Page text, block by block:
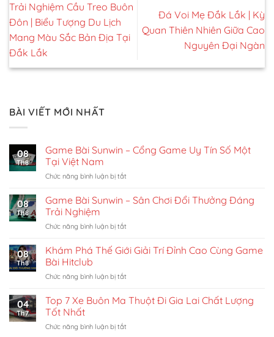
Trải Nghiệm Cầu Treo Buôn
Đôn | Biểu Tượng Du Lịch
Mang Màu Sắc Bản Địa Tại
Đắk Lắk
Đá Voi Mẹ Đắk Lắk | Kỳ
Quan Thiên Nhiên Giữa Cao
Nguyên Đại Ngàn
BÀI VIẾT MỚI NHẤT
08
Th8
Game Bài Sunwin – Cổng Game Uy Tín Số Một
Tại Việt Nam
Chức năng bình luận bị tắtở
Bài
Sunwin
Cổng
Uy
Việt
08
Th8
Game Bài Sunwin – Sân Chơi Đổi Thưởng Đáng
Trải Nghiệm
Chức năng bình luận bị tắtở
Bài
Sunwin
Sân
Đổi
Thưởng
08
Th8
Khám Phá Thế Giới Giải Trí Đỉnh Cao Cùng Game
Bài Hitclub
Chức năng bình luận bị tắtở
Phá
Thế
Giải
04
Th7
Top 7 Xe Buôn Ma Thuột Đi Gia Lai Chất Lượng
Tốt Nhất
Chức năng bình luận bị tắtở